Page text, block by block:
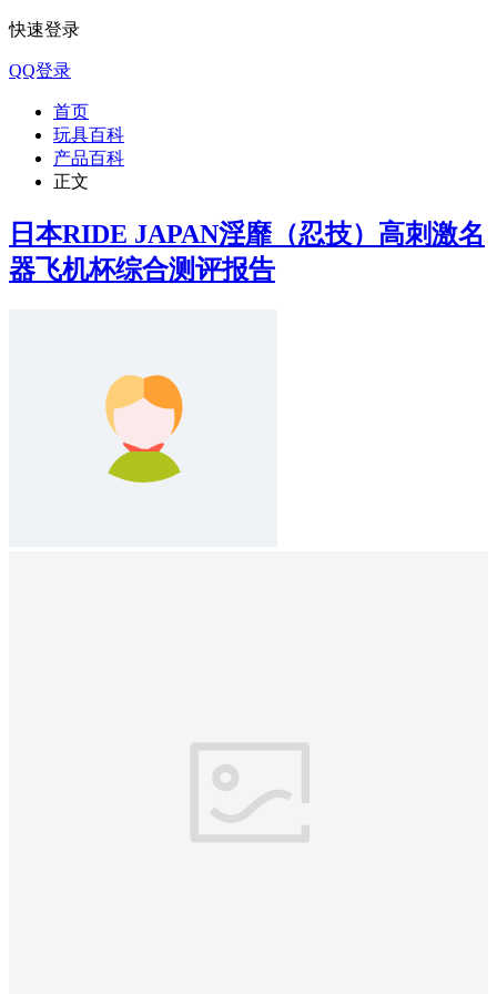
快速登录
QQ登录
首页
玩具百科
产品百科
正文
日本RIDE JAPAN淫靡（忍技）高刺激名
器飞机杯综合测评报告